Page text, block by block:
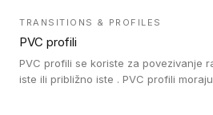
zaobljene spojeve ispod poda. Osim
čišćenje i održavanje zahvaljujući
holkeri su kompatibilni sa homogenim
TRANSITIONS & PROFILES
PVC profili
PVC profili se koriste za povezivanje
iste ili približno iste . PVC profili